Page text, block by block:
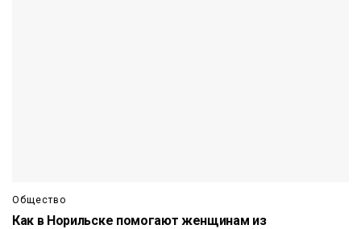
Общество
Как в Норильске помогают женщинам из